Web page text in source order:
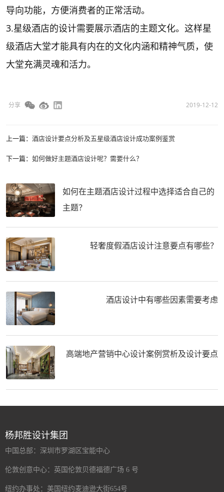
导向功能，方便消费者的正常活动。
3.星级酒店的设计需要展示酒店的主题文化。这样星
级酒店大堂才能具有内在的文化内涵和精神气质，使
大堂充满灵魂和活力。
分享 2019-12-12
上一篇： 酒店设计要点分析及五星级酒店设计成功案例鉴赏
下一篇： 如何做好主题酒店设计呢？需要什么？
如何在主题酒店设计过程中选择适合自己的
主题？
轻奢度假酒店设计注意要点有哪些？
酒店设计中有哪些因素需要考虑
高端地产营销中心设计案例赏析及设计要点
杨邦胜设计集团
中国总部：深圳市罗湖区宝能中心
伦敦创意中心：英国伦敦贝德福德广场 6 号
纽约办事处：美国纽约麦迪逊大街654号